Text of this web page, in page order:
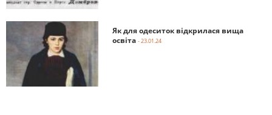
Як для одеситок відкрилася вища
освіта - 23.01.24